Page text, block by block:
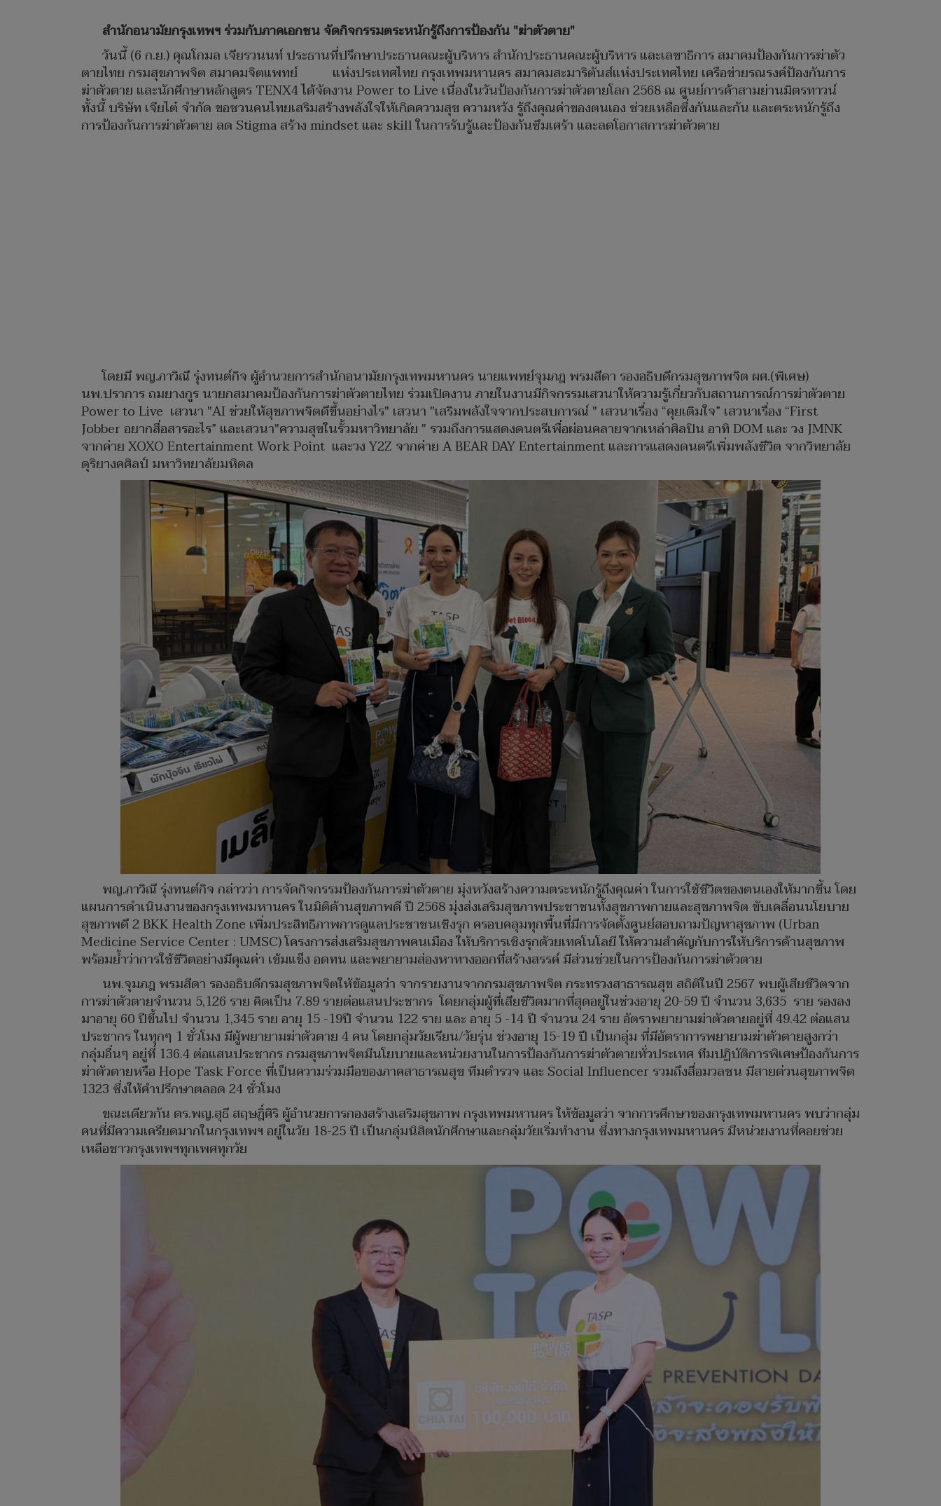
สำนักอนามัยกรุงเทพฯ ร่วมกับภาคเอกชน จัดกิจกรรมตระหนักรู้ถึงการป้องกัน "ฆ่าตัวตาย"
วันนี้ (6 ก.ย.) คุณโกมล เจียรวนนท์ ประธานที่ปรึกษาประธานคณะผู้บริหาร สำนักประธานคณะผู้บริหาร และเลขาธิการ สมาคมป้องกันการฆ่าตัว
ตายไทย กรมสุขภาพจิต สมาคมจิตแพทย์ แห่งประเทศไทย กรุงเทพมหานคร สมาคมสะมาริตันส์แห่งประเทศไทย เครือข่ายรณรงค์ป้องกันการ
ฆ่าตัวตาย และนักศึกษาหลักสูตร TENX4 ได้จัดงาน Power to Live เนื่องในวันป้องกันการฆ่าตัวตายโลก 2568 ณ ศูนย์การค้าสามย่านมิตรทาวน์
ทั้งนี้ บริษัท เจียไต๋ จำกัด ขอชวนคนไทยเสริมสร้างพลังใจให้เกิดความสุข ความหวัง รู้ถึงคุณค่าของตนเอง ช่วยเหลือซึ่งกันและกัน และตระหนักรู้ถึง
การป้องกันการฆ่าตัวตาย ลด Stigma สร้าง mindset และ skill ในการรับรู้และป้องกันซึมเศร้า และลดโอกาสการฆ่าตัวตาย
โดยมี พญ.ภาวิณี รุ่งทนต์กิจ ผู้อำนวยการสำนักอนามัยกรุงเทพมหานคร นายแพทย์จุมภฎ พรมสีดา รองอธิบดีกรมสุขภาพจิต ผศ.(พิเศษ)
นพ.ปราการ ถมยางกูร นายกสมาคมป้องกันการฆ่าตัวตายไทย ร่วมเปิดงาน ภายในงานมีกิจกรรมเสวนาให้ความรู้เกี่ยวกับสถานการณ์การฆ่าตัวตาย
Power to Live เสวนา "AI ช่วยให้สุขภาพจิตดีขึ้นอย่างไร" เสวนา "เสริมพลังใจจากประสบการณ์ " เสวนาเรื่อง “คุยเติมใจ” เสวนาเรื่อง “First
Jobber อยากสื่อสารอะไร” และเสวนา"ความสุขในรั้วมหาวิทยาลัย " รวมถึงการแสดงดนตรีเพื่อผ่อนคลายจากเหล่าศิลปิน อาทิ DOM และ วง JMNK
จากค่าย XOXO Entertainment Work Point และวง Y2Z จากค่าย A BEAR DAY Entertainment และการแสดงดนตรีเพิ่มพลังชีวิต จากวิทยาลัย
ดุริยางคศิลป์ มหาวิทยาลัยมหิดล
พญ.ภาวิณี รุ่งทนต์กิจ กล่าวว่า การจัดกิจกรรมป้องกันการฆ่าตัวตาย มุ่งหวังสร้างความตระหนักรู้ถึงคุณค่า ในการใช้ชีวิตของตนเองให้มากขึ้น โดย
แผนการดำเนินงานของกรุงเทพมหานคร ในมิติด้านสุขภาพดี ปี 2568 มุ่งส่งเสริมสุขภาพประชาชนทั้งสุขภาพกายและสุขภาพจิต ขับเคลื่อนนโยบาย
สุขภาพดี 2 BKK Health Zone เพิ่มประสิทธิภาพการดูแลประชาชนเชิงรุก ครอบคลุมทุกพื้นที่มีการจัดตั้งศูนย์สอบถามปัญหาสุขภาพ (Urban
Medicine Service Center : UMSC) โครงการส่งเสริมสุขภาพคนเมือง ให้บริการเชิงรุกด้วยเทคโนโลยี ให้ความสำคัญกับการให้บริการด้านสุขภาพ
พร้อมย้ำว่าการใช้ชีวิตอย่างมีคุณค่า เข้มแข็ง อดทน และพยายามส่องหาทางออกที่สร้างสรรค์ มีส่วนช่วยในการป้องกันการฆ่าตัวตาย
นพ.จุมภฎ พรมสีดา รองอธิบดีกรมสุขภาพจิตให้ข้อมูลว่า จากรายงานจากกรมสุขภาพจิต กระทรวงสาธารณสุข สถิติในปี 2567 พบผู้เสียชีวิตจาก
การฆ่าตัวตายจำนวน 5,126 ราย คิดเป็น 7.89 รายต่อแสนประชากร โดยกลุ่มผู้ที่เสียชีวิตมากที่สุดอยู่ในช่วงอายุ 20-59 ปี จำนวน 3,635 ราย รองลง
มาอายุ 60 ปีขึ้นไป จำนวน 1,345 ราย อายุ 15 -19ปี จำนวน 122 ราย และ อายุ 5 -14 ปี จำนวน 24 ราย อัตราพยายามฆ่าตัวตายอยู่ที่ 49.42 ต่อแสน
ประชากร ในทุกๆ 1 ชั่วโมง มีผู้พยายามฆ่าตัวตาย 4 คน โดยกลุ่มวัยเรียน/วัยรุ่น ช่วงอายุ 15-19 ปี เป็นกลุ่ม ที่มีอัตราการพยายามฆ่าตัวตายสูงกว่า
กลุ่มอื่นๆ อยู่ที่ 136.4 ต่อแสนประชากร กรมสุขภาพจิตมีนโยบายและหน่วยงานในการป้องกันการฆ่าตัวตายทั่วประเทศ ทีมปฏิบัติการพิเศษป้องกันการ
ฆ่าตัวตายหรือ Hope Task Force ที่เป็นความร่วมมือของภาคสาธารณสุข ทีมตำรวจ และ Social Influencer รวมถึงสื่อมวลชน มีสายด่วนสุขภาพจิต
1323 ซึ่งให้คำปรึกษาตลอด 24 ชั่วโมง
ขณะเดียวกัน ดร.พญ.สุธี สฤษฎิ์ศิริ ผู้อำนวยการกองสร้างเสริมสุขภาพ กรุงเทพมหานคร ให้ข้อมูลว่า จากการศึกษาของกรุงเทพมหานคร พบว่ากลุ่ม
คนที่มีความเครียดมากในกรุงเทพฯ อยู่ในวัย 18-25 ปี เป็นกลุ่มนิสิตนักศึกษาและกลุ่มวัยเริ่มทำงาน ซึ่งทางกรุงเทพมหานคร มีหน่วยงานที่คอยช่วย
เหลือชาวกรุงเทพฯทุกเพศทุกวัย